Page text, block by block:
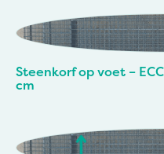
Steenkorf op voet –
cm